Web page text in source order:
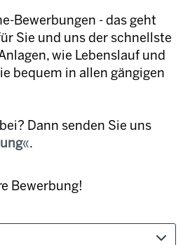
Bewerbungen - das geht
Sie und uns der schnellste
wie Lebenslauf und
bequem in allen gängigen
Dann senden Sie uns
.
Bewerbung!